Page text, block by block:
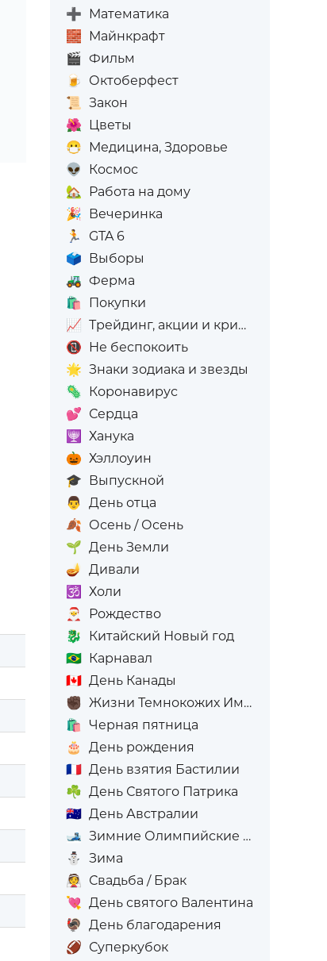
➕ Математика
🧱 Майнкрафт
🎬 Фильм
🍺
Октоберфест
📜 Закон
🌺 Цветы
😷 Медицина, Здоровье
👽
Космос
🏡
Работа на дому
🎉 Вечеринка
🏃
GTA 6
🗳️ Выборы
🚜 Ферма
🛍️
Покупки
📈 Трейдинг, акции и криптовалюта
📵 Не беспокоить
🌟 Знаки зодиака и звезды
🦠 Коронавирус
💕 Сердца
🕎
Ханука
🎃 Хэллоуин
🎓 Выпускной
👨 День отца
🍂 Осень / Осень
🌱 День Земли
🪔 Дивали
🕉️
Холи
🎅
Рождество
🐉
Китайский Новый год
🇧🇷 Карнавал
🇨🇦 День Канады
✊🏿 Жизни Темнокожих Имеют Значение
🛍️
Черная пятница
🎂
День рождения
🇫🇷 День взятия Бастилии
☘️ День Святого Патрика
🇦🇺 День Австралии
🎿 Зимние Олимпийские игры
⛄
Зима
👰 Свадьба / Брак
💘 День святого Валентина
🦃 День благодарения
🏈 Суперкубок